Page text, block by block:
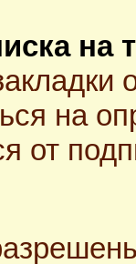
на
на
от